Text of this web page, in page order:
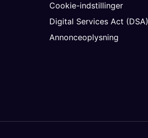
Cookie-indstillinger
Digital Services Act (DSA)
Annonceoplysning